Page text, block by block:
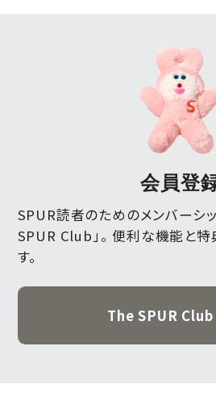
会員登
SPUR読者のためのメンバーシ
SPUR Club」。 便利な機能と特
す。
The SPUR Club